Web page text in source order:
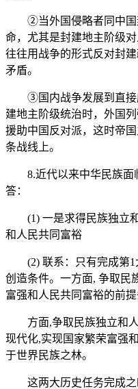
②当外国侵略者同中国
命，尤其是封建地主阶级
往往用战争的形式反对封
矛盾。
③国内战争发展到直接
建地主阶级统治时，外国
援助中国反对派，这时帝
条战线上。
8.近代以来中华民族面
答：
(1) 一是求得民族独立和
和人民共同富裕
(2) 联系：只有完成第1
创造条件。一方面, 争取民
富强和人民共同富裕的前
方面,争取民族独立和人
现代化,实现国家繁荣富强
于世界民族之林。
这两大历史任务完成之